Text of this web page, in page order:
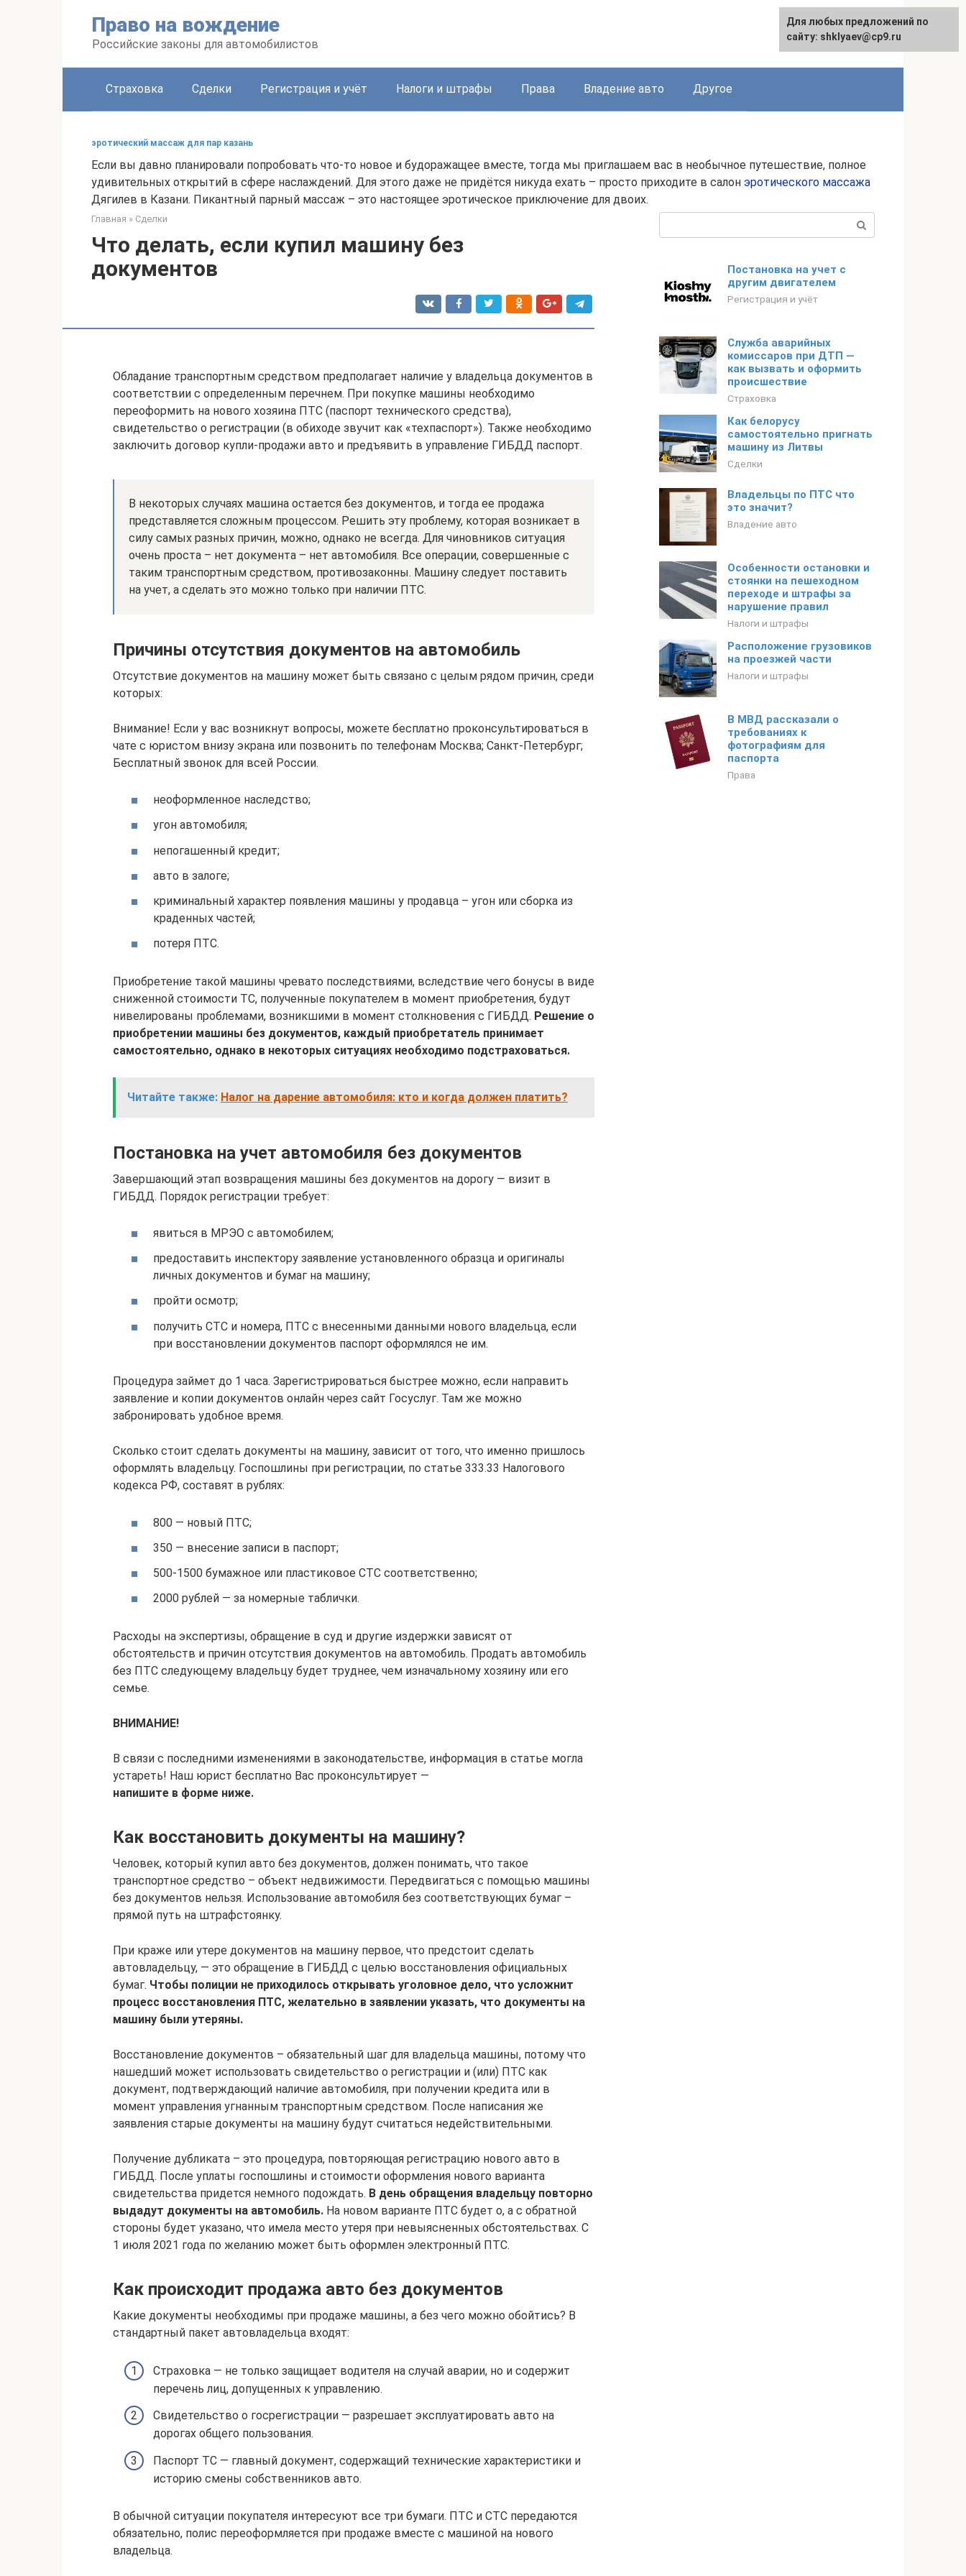
Право на вождение
Российские законы для автомобилистов
Страховка Сделки Регистрация и учёт Налоги и штрафы Права Владение авто Другое
эротический массаж для пар казань
Если вы давно планировали попробовать что-то новое и будоражащее вместе, тогда мы приглашаем вас в необычное путешествие, полное
удивительных открытий в сфере наслаждений. Для этого даже не придётся никуда ехать – просто приходите в салон эротического массажа
Дягилев в Казани. Пикантный парный массаж – это настоящее эротическое приключение для двоих.
Главная » Сделки
Что делать, если купил машину без
документов
Обладание транспортным средством предполагает наличие у владельца документов в
соответствии с определенным перечнем. При покупке машины необходимо
переоформить на нового хозяина ПТС (паспорт технического средства),
свидетельство о регистрации (в обиходе звучит как «техпаспорт»). Также необходимо
заключить договор купли-продажи авто и предъявить в управление ГИБДД паспорт.
В некоторых случаях машина остается без документов, и тогда ее продажа
представляется сложным процессом. Решить эту проблему, которая возникает в
силу самых разных причин, можно, однако не всегда. Для чиновников ситуация
очень проста – нет документа – нет автомобиля. Все операции, совершенные с
таким транспортным средством, противозаконны. Машину следует поставить
на учет, а сделать это можно только при наличии ПТС.
Причины отсутствия документов на автомобиль
Отсутствие документов на машину может быть связано с целым рядом причин, среди
которых:
Внимание! Если у вас возникнут вопросы, можете бесплатно проконсультироваться в
чате с юристом внизу экрана или позвонить по телефонам Москва; Санкт-Петербург;
Бесплатный звонок для всей России.
неоформленное наследство;
угон автомобиля;
непогашенный кредит;
авто в залоге;
криминальный характер появления машины у продавца – угон или сборка из
краденных частей;
потеря ПТС.
Приобретение такой машины чревато последствиями, вследствие чего бонусы в виде
сниженной стоимости ТС, полученные покупателем в момент приобретения, будут
нивелированы проблемами, возникшими в момент столкновения с ГИБДД. Решение о
приобретении машины без документов, каждый приобретатель принимает
самостоятельно, однако в некоторых ситуациях необходимо подстраховаться.
Читайте также: Налог на дарение автомобиля: кто и когда должен платить?
Постановка на учет автомобиля без документов
Завершающий этап возвращения машины без документов на дорогу — визит в
ГИБДД. Порядок регистрации требует:
явиться в МРЭО с автомобилем;
предоставить инспектору заявление установленного образца и оригиналы
личных документов и бумаг на машину;
пройти осмотр;
получить СТС и номера, ПТС с внесенными данными нового владельца, если
при восстановлении документов паспорт оформлялся не им.
Процедура займет до 1 часа. Зарегистрироваться быстрее можно, если направить
заявление и копии документов онлайн через сайт Госуслуг. Там же можно
забронировать удобное время.
Сколько стоит сделать документы на машину, зависит от того, что именно пришлось
оформлять владельцу. Госпошлины при регистрации, по статье 333.33 Налогового
кодекса РФ, составят в рублях:
800 — новый ПТС;
350 — внесение записи в паспорт;
500-1500 бумажное или пластиковое СТС соответственно;
2000 рублей — за номерные таблички.
Расходы на экспертизы, обращение в суд и другие издержки зависят от
обстоятельств и причин отсутствия документов на автомобиль. Продать автомобиль
без ПТС следующему владельцу будет труднее, чем изначальному хозяину или его
семье.
ВНИМАНИЕ!
В связи с последними изменениями в законодательстве, информация в статье могла
устареть! Наш юрист бесплатно Вас проконсультирует —
напишите в форме ниже.
Как восстановить документы на машину?
Человек, который купил авто без документов, должен понимать, что такое
транспортное средство – объект недвижимости. Передвигаться с помощью машины
без документов нельзя. Использование автомобиля без соответствующих бумаг –
прямой путь на штрафстоянку.
При краже или утере документов на машину первое, что предстоит сделать
автовладельцу, — это обращение в ГИБДД с целью восстановления официальных
бумаг. Чтобы полиции не приходилось открывать уголовное дело, что усложнит
процесс восстановления ПТС, желательно в заявлении указать, что документы на
машину были утеряны.
Восстановление документов – обязательный шаг для владельца машины, потому что
нашедший может использовать свидетельство о регистрации и (или) ПТС как
документ, подтверждающий наличие автомобиля, при получении кредита или в
момент управления угнанным транспортным средством. После написания же
заявления старые документы на машину будут считаться недействительными.
Получение дубликата – это процедура, повторяющая регистрацию нового авто в
ГИБДД. После уплаты госпошлины и стоимости оформления нового варианта
свидетельства придется немного подождать. В день обращения владельцу повторно
выдадут документы на автомобиль. На новом варианте ПТС будет о, а с обратной
стороны будет указано, что имела место утеря при невыясненных обстоятельствах. С
1 июля 2021 года по желанию может быть оформлен электронный ПТС.
Как происходит продажа авто без документов
Какие документы необходимы при продаже машины, а без чего можно обойтись? В
стандартный пакет автовладельца входят:
Страховка — не только защищает водителя на случай аварии, но и содержит
перечень лиц, допущенных к управлению.
Свидетельство о госрегистрации — разрешает эксплуатировать авто на
дорогах общего пользования.
Паспорт ТС — главный документ, содержащий технические характеристики и
историю смены собственников авто.
В обычной ситуации покупателя интересуют все три бумаги. ПТС и СТС передаются
обязательно, полис переоформляется при продаже вместе с машиной на нового
владельца.
Постановка на учет с
другим двигателем
Регистрация и учёт
Служба аварийных
комиссаров при ДТП —
как вызвать и оформить
происшествие
Страховка
Как белорусу
самостоятельно пригнать
машину из Литвы
Сделки
Владельцы по ПТС что
это значит?
Владение авто
Особенности остановки и
стоянки на пешеходном
переходе и штрафы за
нарушение правил
Налоги и штрафы
Расположение грузовиков
на проезжей части
Налоги и штрафы
В МВД рассказали о
требованиях к
фотографиям для
паспорта
Права
Для любых предложений по
сайту: shklyaev@cp9.ru